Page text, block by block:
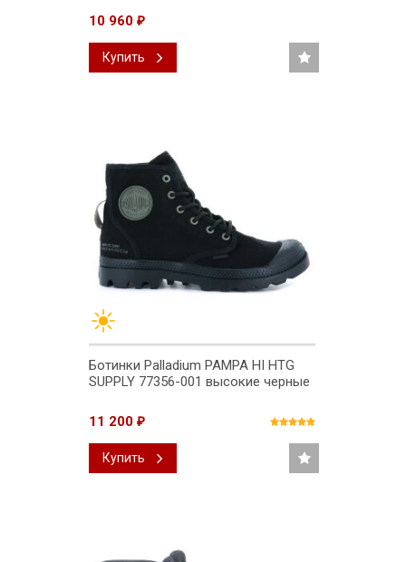
10 960 ₽
Купить
Ботинки Palladium PAMPA HI HTG
SUPPLY 77356-001 высокие черные
11 200 ₽
Купить